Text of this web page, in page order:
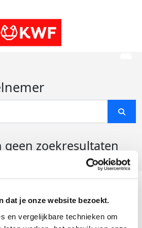
dat je onze website bezoekt.
en vergelijkbare technieken om
geen zoekresultaten